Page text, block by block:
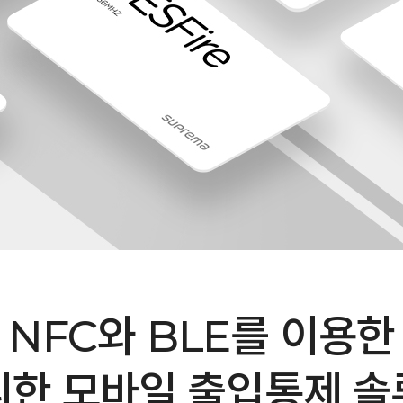
NFC와 BLE를 이용한
한 모바일 출입통제 솔